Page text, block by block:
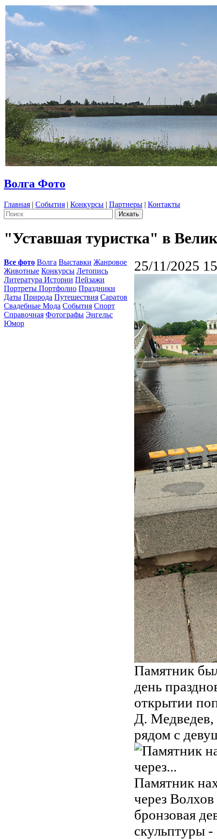
Волга Фото
Главная | События | Конкурсы | Партнеры | Контакты
"Уставшая туристка" в
Все фото Волга Выставки Жанровое
Животные Конкурсы Летопись
Литература Истории Пейзажи
Портреты Портфолио Праздники
Даты Природа Путешествия Саратов
Свадебные Мода События Спорт
Справочная Фотографы Энгельс
Юмор
25/11/2025
Памятник
день
открытии
Д. Медведев,
рядом с
Памятник
через
бронзовая
скульптуры